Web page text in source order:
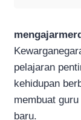
pelajaran
kehidupan
membuat
baru.